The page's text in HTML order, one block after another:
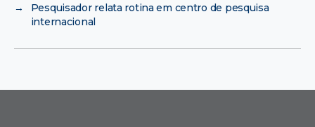
→
Pesquisador relata rotina em centro de pesquisa
internacional